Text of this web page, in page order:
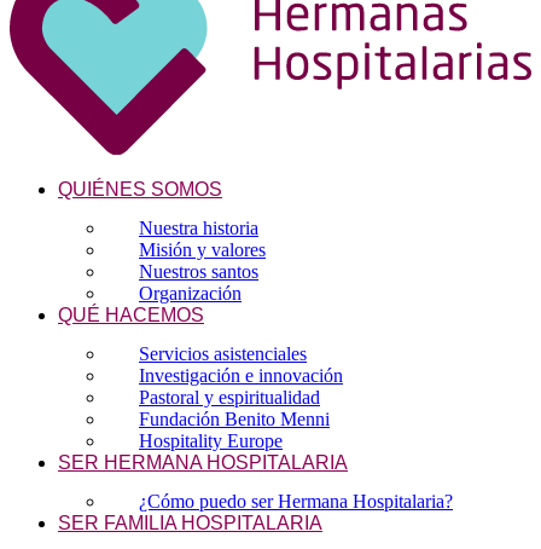
QUIÉNES SOMOS
Nuestra historia
Misión y valores
Nuestros santos
Organización
QUÉ HACEMOS
Servicios asistenciales
Investigación e innovación
Pastoral y espiritualidad
Fundación Benito Menni
Hospitality Europe
SER HERMANA HOSPITALARIA
¿Cómo puedo ser Hermana Hospitalaria?
SER FAMILIA HOSPITALARIA